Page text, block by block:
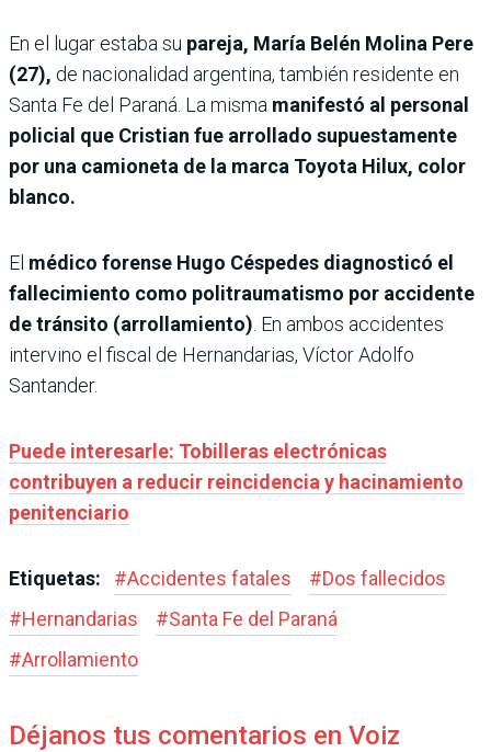
En el lugar estaba su pareja, María Belén Molina Pere
(27), de nacionalidad argentina, también residente en
Santa Fe del Paraná. La misma manifestó al personal
policial que Cristian fue arrollado supuestamente
por una camioneta de la marca Toyota Hilux, color
blanco.
El médico forense Hugo Céspedes diagnosticó el
fallecimiento como politraumatismo por accidente
de tránsito (arrollamiento) . En ambos accidentes
intervino el fiscal de Hernandarias, Víctor Adolfo
Santander.
Puede interesarle: Tobilleras electrónicas
contribuyen a reducir reincidencia y hacinamiento
penitenciario
Etiquetas: #Accidentes fatales #Dos fallecidos
#Hernandarias #Santa Fe del Paraná
#Arrollamiento
Déjanos tus comentarios en Voiz